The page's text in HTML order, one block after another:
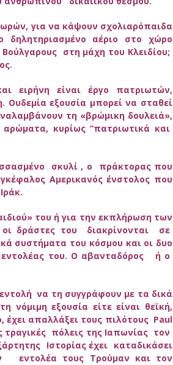
για να κάψουν σχολιαρόπαιδα
δηλητηριασμένο αέριο στο χώρο
στη μάχη του Κλειδίου;
ειρήνη είναι έργο πατριωτών,
εξουσία μπορεί να σταθεί
τη «βρώμικη δουλειά»,
κυρίως “πατριωτικά και
σκυλί , ο πράκτορας που
Αμερικανός ένστολος που
του ή για την εκπλήρωση των
δράστες του διακρίνονται σε
συστήματα του κόσμου και οι δυο
εντολέας του. Ο αβανταδόρος ή ο
να τη συγγράφουν με τα δικά
εξουσία είτε είναι θεϊκή,
έχει απαλλάξει τους πιλότους Paul
πόλεις της Ιαπωνίας τον
Ιστορίας έχει καταδικάσει
εντολέα τους Τρούμαν και τον